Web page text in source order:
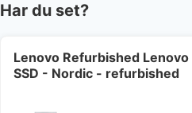
Har du set?
Lenovo Refurbished Lenovo
SSD - Nordic - refurbished